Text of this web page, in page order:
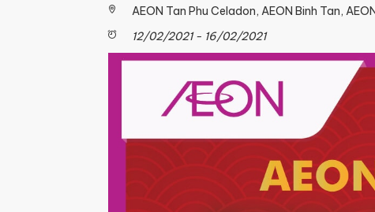
AEON Tan Phu Celadon, AEON Binh Tan,
12/02/2021 - 16/02/2021